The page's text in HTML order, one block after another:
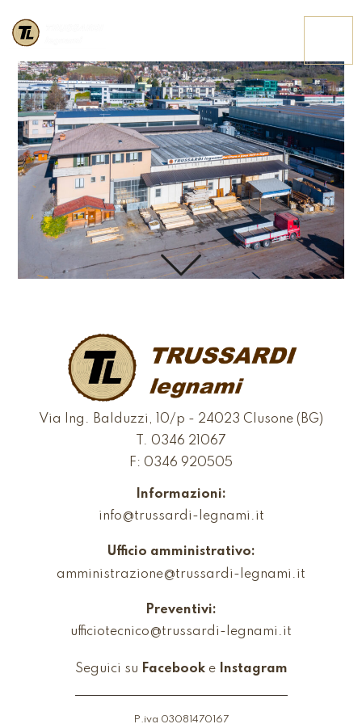
Via Ing. Balduzzi, 10/p - 24023 Clusone (BG)
T. 0346 21067
F: 0346 920505
Informazioni:
info@trussardi-legnami.it
Ufficio amministrativo:
amministrazione@trussardi-legnami.it
Preventivi:
ufficiotecnico@trussardi-legnami.it
Seguici su Facebooke Instagram
P.iva 03081470167